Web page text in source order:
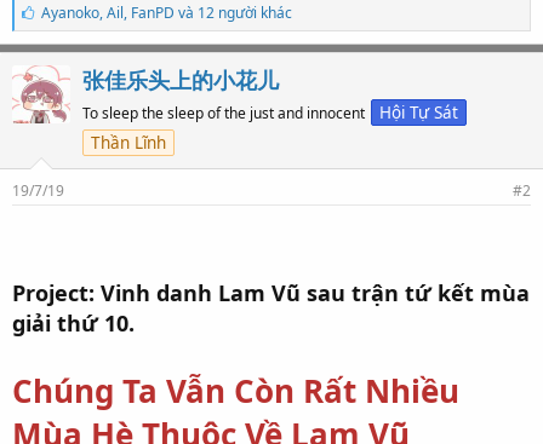
S
ố
l
ư
ợ
t
t
í
c
Ayanoko,Ail, FanPD và 12 người khác
张佳乐头上的小花儿
To sleep the sleep of the just and innocent
Hội Tự Sát
Thần Lĩnh
19/7/19 #2
Project: Vinh danh Lam Vũ sau trận tứ kết mùa
giải thứ 10.
Chúng Ta Vẫn Còn Rất Nhiều
Mùa Hè Thuộc Về Lam Vũ